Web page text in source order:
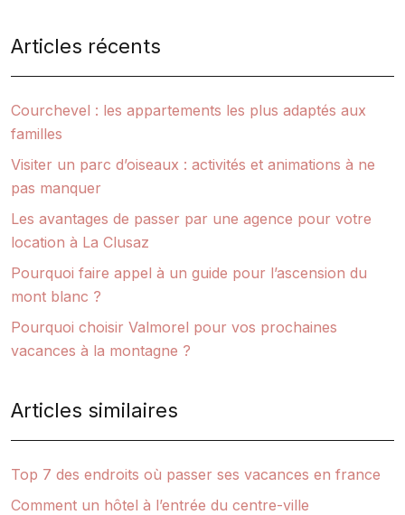
Articles récents
Courchevel : les appartements les plus adaptés aux
familles
Visiter un parc d’oiseaux : activités et animations à ne
pas manquer
Les avantages de passer par une agence pour votre
location à La Clusaz
Pourquoi faire appel à un guide pour l’ascension du
mont blanc ?
Pourquoi choisir Valmorel pour vos prochaines
vacances à la montagne ?
Articles similaires
Top 7 des endroits où passer ses vacances en france
Comment un hôtel à l’entrée du centre-ville